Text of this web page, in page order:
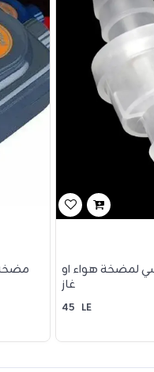
لمضخة هواء او
غاز
45 LE